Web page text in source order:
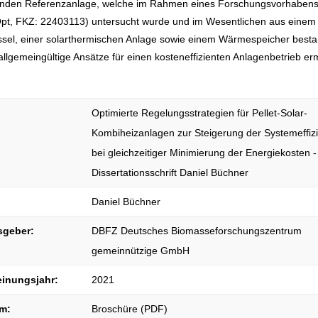
Referenzanlage, welche im Rahmen eines
FKZ: 22403113) untersucht wurde und im Wesentlichen aus einem
einer solarthermischen Anlage sowie einem Wärmespeicher
Ansätze für einen kosteneffizienten Anlagenbetrieb
Optimierte Regelungsstrategien für Pellet-Solar-
Kombiheizanlagen zur Steigerung der
bei gleichzeitiger Minimierung der Energiekosten -
Dissertationsschrift Daniel Büchner
Daniel Büchner
DBFZ Deutsches Biomasseforschungszentrum
gemeinnützige GmbH
2021
Broschüre (PDF)